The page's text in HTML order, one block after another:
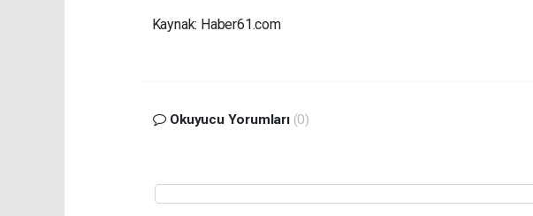
Kaynak: Haber61.com
Okuyucu Yorumları (0)